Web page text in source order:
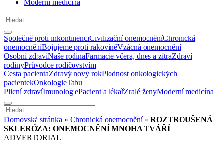
Moderní medicína
Společně proti inkontinenciCivilizační onemocněníChronická
onemocněníBojujeme proti rakoviněVzácná onemocnění
Osobní zdravíNaše rodinaFarmacie včera, dnes a zítraZdraví
rodinyPrůvodce rodičovstvím
Cesta pacientaZdravý nový rokPlodnost onkologických
pacientekOnkologieTabu
Plicní zdravíImunologiePacient a lékařZralé ženyModerní medicína
Domovská stránka » Chronická onemocnění» ROZTROUŠENÁ
SKLERÓZA: ONEMOCNĚNÍ MNOHA TVÁŘÍ
ADVERTORIAL